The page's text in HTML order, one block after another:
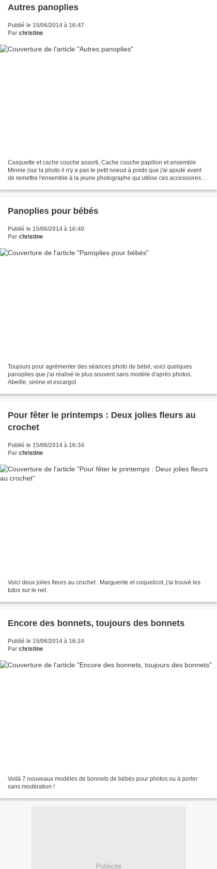
Autres panoplies
Publié le 15/06/2014 à 16:47
Par christine
Casquette et cache couche assorti, Cache couche papillon et ensemble
Minnie (sur la photo il n'y a pas le petit noeud à poids que j'ai ajouté avant
de remettre l'ensemble à la jeune photographe qui utilise ces accessoires
Panoplies pour bébés
Publié le 15/06/2014 à 16:40
Par christine
Toujours pour agrémenter des séances photo de bébé, voici quelques
panoplies que j'ai réalisé le plus souvent sans modèle d'après photos.
Abeille, sirène et escargot
Pour fêter le printemps : Deux jolies fleurs au
crochet
Publié le 15/06/2014 à 16:34
Par christine
Voici deux jolies fleurs au crochet : Marguerite et coquelicot, j'ai trouvé les
tutos sur le net.
Encore des bonnets, toujours des bonnets
Publié le 15/06/2014 à 16:24
Par christine
Voilà 7 nouveaux modèles de bonnets de bébés pour photos ou à porter
sans modération !
Publicité